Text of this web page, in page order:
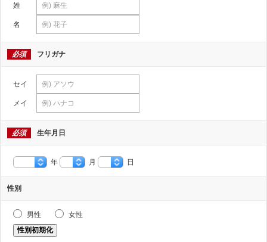
姓
名
必須 フリガナ
セイ
メイ
必須 生年月日
年 月 日
性別
男性
女性
性別初期化